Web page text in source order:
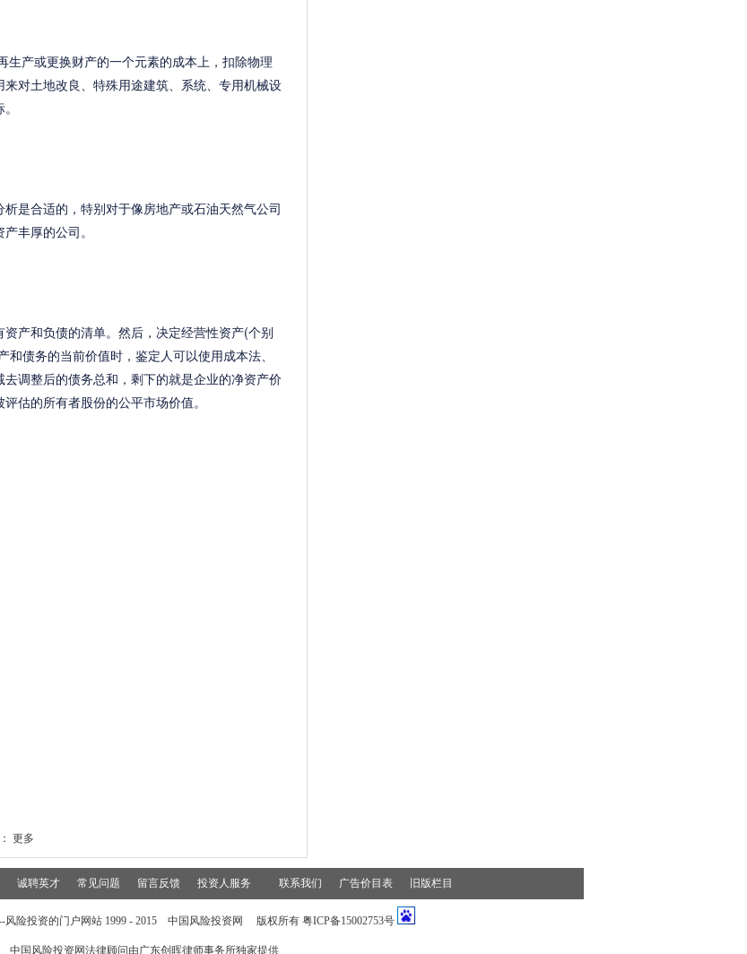
产或更换财产的一个元素的成本上，扣除物理
对土地改良、特殊用途建筑、系统、专用机械设
合适的，特别对于像房地产或石油天然气公司
丰厚的公司。
产和负债的清单。然后，决定经营性资产(个别
债务的当前价值时，鉴定人可以使用成本法、
调整后的债务总和，剩下的就是企业的净资产价
估的所有者股份的公平市场价值。
更多
诚聘英才 常见问题 留言反馈 投资人服务 联系我们 广告价目表 旧版栏目
风险投资的门户网站 1999 - 2015 中国风险投资网 版权所有 粤ICP备15002753号
中国风险投资网法律顾问由广东创晖律师事务所独家提供